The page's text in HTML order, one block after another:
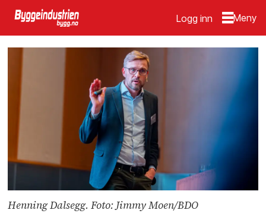
Logg inn
Henning Dalsegg. Foto: Jimmy Moen/BDO